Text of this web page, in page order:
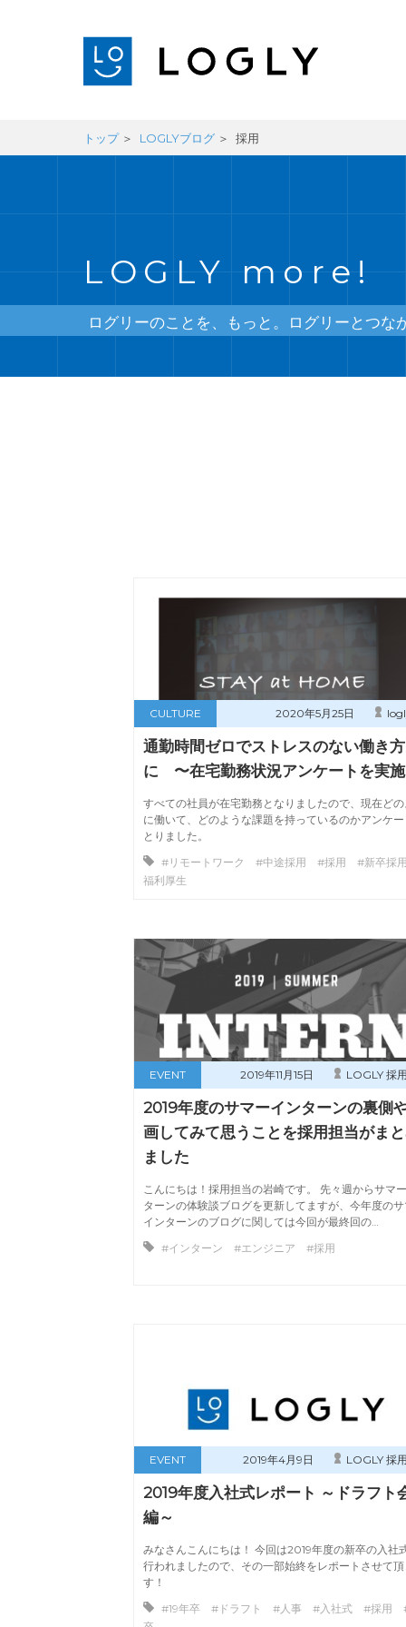
トップ LOGLYブログ 採用
LOGLY more!
ログリーのことを、もっと。ログリーとつな
CULTURE 2020年5月25日
通勤時間ゼロでストレスのない働き方
に 〜在宅勤務状況アンケートを実
すべての社員が在宅勤務となりましたので、現在ど
に働いて、どのような課題を持っているのかアンケ
とりました。
#リモートワーク #中途採用 #採用 #新卒採
福利厚生
EVENT 2019年11月15日 LOGLY 採
2019年度のサマーインターンの裏側
画してみて思うことを採用担当がま
ました
こんにちは！採用担当の岩崎です。 先々週からサマ
ターンの体験談ブログを更新してますが、今年度の
インターンのブログに関しては今回が最終回の…
#インターン #エンジニア #採用
EVENT 2019年4月9日 LOGLY 採
2019年度入社式レポート ～ドラフト
編～
みなさんこんにちは！ 今回は2019年度の新卒の入社
行われましたので、その一部始終をレポートさせて
す！
#19年卒 #ドラフト #人事 #入社式 #採用